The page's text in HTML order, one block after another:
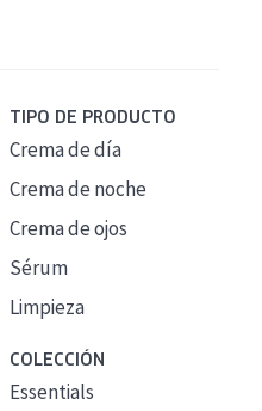
TIPO DE PRODUCTO
Crema de día
Crema de noche
Crema de ojos
Sérum
Limpieza
COLECCIÓN
Essentials